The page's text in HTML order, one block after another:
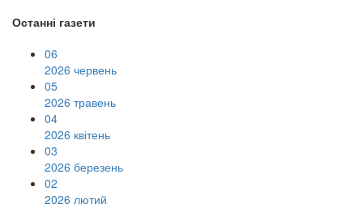
Останні газети
06
2026 червень
05
2026 травень
04
2026 квітень
03
2026 березень
02
2026 лютий